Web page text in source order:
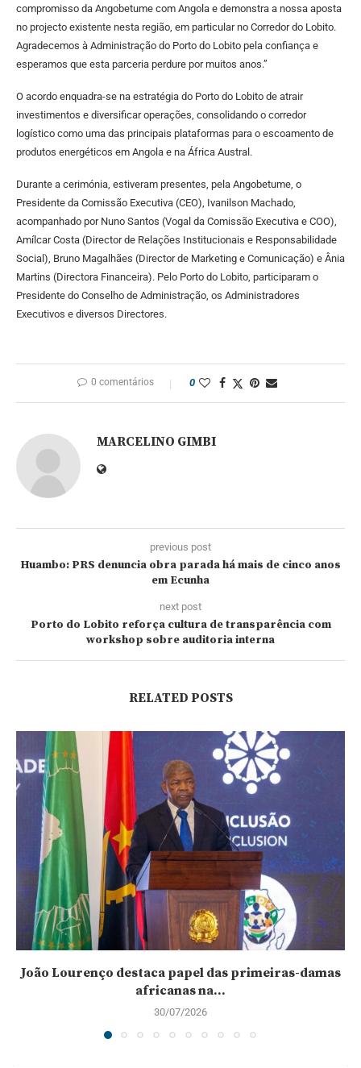
compromisso da Angobetume com Angola e demonstra a nossa aposta
no projecto existente nesta região, em particular no Corredor do Lobito.
Agradecemos à Administração do Porto do Lobito pela confiança e
esperamos que esta parceria perdure por muitos anos.”
O acordo enquadra-se na estratégia do Porto do Lobito de atrair
investimentos e diversificar operações, consolidando o corredor
logístico como uma das principais plataformas para o escoamento de
produtos energéticos em Angola e na África Austral.
Durante a cerimónia, estiveram presentes, pela Angobetume, o
Presidente da Comissão Executiva (CEO), Ivanilson Machado,
acompanhado por Nuno Santos (Vogal da Comissão Executiva e COO),
Amílcar Costa (Director de Relações Institucionais e Responsabilidade
Social), Bruno Magalhães (Director de Marketing e Comunicação) e Ânia
Martins (Directora Financeira). Pelo Porto do Lobito, participaram o
Presidente do Conselho de Administração, os Administradores
Executivos e diversos Directores.
0 comentários 0
MARCELINO GIMBI
previous post
Huambo: PRS denuncia obra parada há mais de cinco anos
em Ecunha
next post
Porto do Lobito reforça cultura de transparência com
workshop sobre auditoria interna
RELATED POSTS
João Lourenço destaca papel das primeiras-damas
africanas na...
30/07/2026